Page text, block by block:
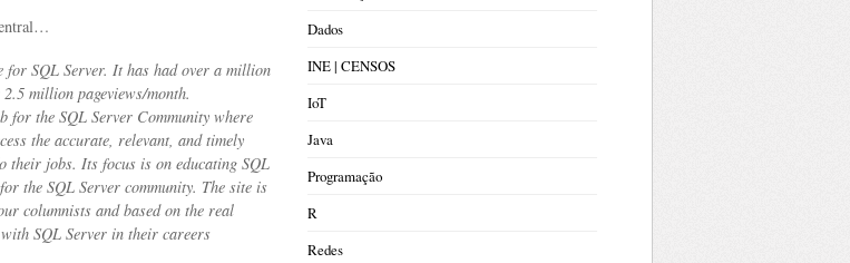
SQL Server. It has had over a million
million pageviews/month.
for the SQL Server Community where
the accurate, relevant, and timely
their jobs. Its focus is on educating SQL
the SQL Server community. The site is
columnists and based on the real
SQL Server in their careers
Dados
INE | CENSOS
IoT
Java
Programação
R
Redes